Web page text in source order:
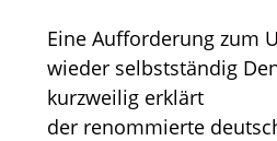
Eine Aufforderung zum
wieder selbstständig
kurzweilig erklärt
der renommierte